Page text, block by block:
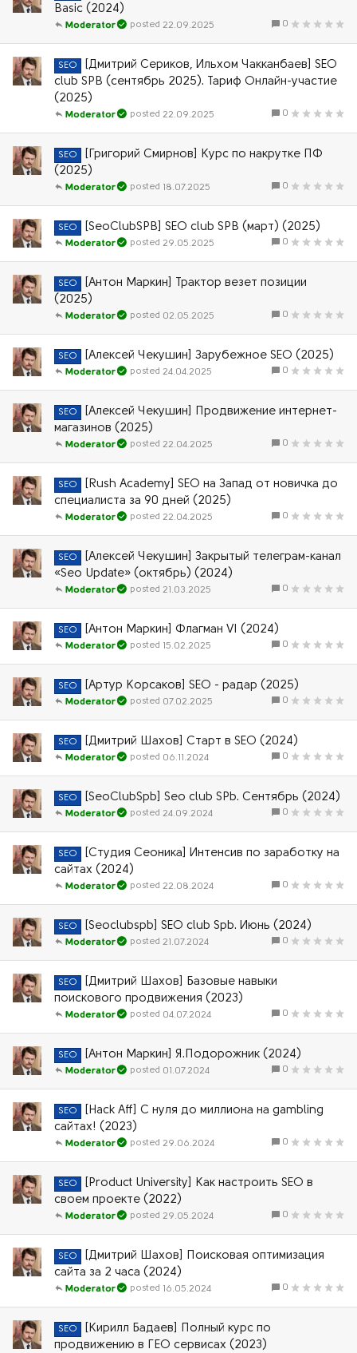
Basic (2024)
0
22.09.2025
Moderator
SEO
[Дмитрий Сериков, Ильхом Чакканбаев] SEO
club SPB (сентябрь 2025). Тариф Онлайн-участие
(2025)
0
22.09.2025
Moderator
SEO
[Григорий Смирнов] Курс по накрутке ПФ
(2025)
0
18.07.2025
Moderator
SEO [SeoClubSPB] SEO club SPB (март) (2025)
0
29.05.2025
Moderator
SEO
[Антон Маркин] Трактор везет позиции
(2025)
0
02.05.2025
Moderator
SEO [Алексей Чекушин] Зарубежное SEO (2025)
0
24.04.2025
Moderator
SEO
[Алексей Чекушин] Продвижение интернет-
магазинов (2025)
0
22.04.2025
Moderator
SEO
[Rush Academy] SEO на Запад от новичка до
специалиста за 90 дней (2025)
0
22.04.2025
Moderator
SEO
[Алексей Чекушин] Закрытый телеграм-канал
«Seo Update» (октябрь) (2024)
0
21.03.2025
Moderator
SEO [Антон Маркин] Флагман VI (2024)
0
15.02.2025
Moderator
SEO [Артур Корсаков] SEO - радар (2025)
0
07.02.2025
Moderator
SEO [Дмитрий Шахов] Старт в SEO (2024)
0
06.11.2024
Moderator
SEO [SeoClubSpb] Seo club SPb. Сентябрь (2024)
0
24.09.2024
Moderator
SEO
[Студия Сеоника] Интенсив по заработку на
сайтах (2024)
0
22.08.2024
Moderator
SEO [Seoclubspb] SEO club Spb. Июнь (2024)
0
21.07.2024
Moderator
SEO
[Дмитрий Шахов] Базовые навыки
поискового продвижения (2023)
0
04.07.2024
Moderator
SEO [Антон Маркин] Я.Подорожник (2024)
0
01.07.2024
Moderator
SEO
[Hack Aff] С нуля до миллиона на gambling
сайтах! (2023)
0
29.06.2024
Moderator
SEO
[Product University] Как настроить SEO в
своем проекте (2022)
0
29.05.2024
Moderator
SEO
[Дмитрий Шахов] Поисковая оптимизация
сайта за 2 часа (2024)
0
16.05.2024
Moderator
SEO
[Кирилл Бадаев] Полный курс по
продвижению в ГЕО сервисах (2023)